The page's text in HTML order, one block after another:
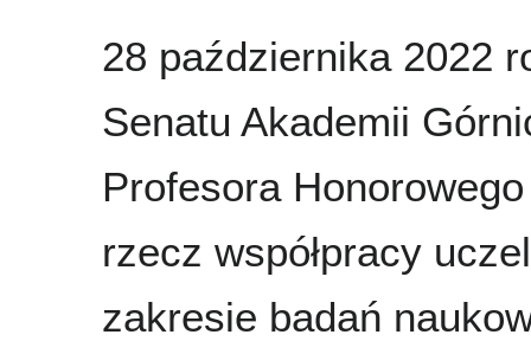
28 października 2022
Senatu Akademii
Profesora
rzecz współpracy
zakresie badań